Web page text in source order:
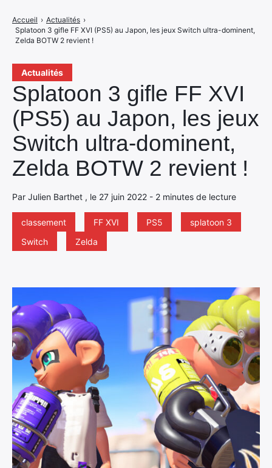
Actualités
Splatoon 3 gifle FF XVI
(PS5) au Japon, les jeux
Switch ultra-dominent,
Zelda BOTW 2 revient !
Par Julien Barthet , le 27 juin 2022 - 2 minutes de lecture
classement FF XVI PS5
splatoon 3
Switch
Zelda
Accueil › Actualités ›
Splatoon 3 gifle FF XVI (PS5) au Japon, les jeux Switch ultra-dominent,
Zelda BOTW 2 revient !